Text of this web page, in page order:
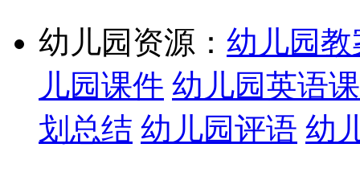
幼儿园资源： 幼儿园教
儿园课件 幼儿园英语
划总结 幼儿园评语 幼